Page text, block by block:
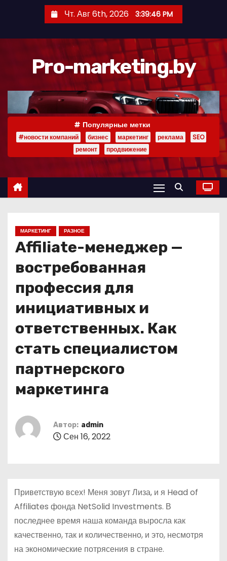
р
Чт. Авг 6th, 2026 3:39:47 PM
Pro-marketing.by
Популярные метки
#новости компаний бизнес маркетинг реклама
SEO
ремонт
продвижение
МАРКЕТИНГ РАЗНОЕ
Affiliate-менеджер —
востребованная
профессия для
инициативных и
ответственных. Как
стать специалистом
партнерского
маркетинга
Автор: admin
Сен 16, 2022
Приветствую всех! Меня зовут Лиза, и я Head of
Affiliates фонда NetSolid Investments. В
последнее время наша команда выросла как
качественно, так и количественно, и это, несмотря
на экономические потрясения в стране.